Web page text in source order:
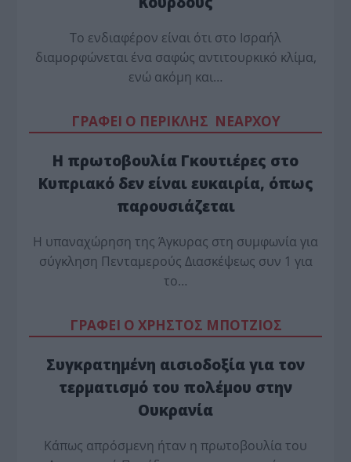
Το ενδιαφέρον είναι ότι στο Ισραήλ
διαμορφώνεται ένα σαφώς αντιτουρκικό κλίμα,
ενώ ακόμη και…
ΓΡΑΦΕΙ Ο ΠΕΡΙΚΛΗΣ ΝΕΑΡΧΟΥ
Η πρωτοβουλία Γκουτιέρες στο
Κυπριακό δεν είναι ευκαιρία, όπως
παρουσιάζεται
Η υπαναχώρηση της Άγκυρας στη συμφωνία για
σύγκληση Πενταμερούς Διασκέψεως συν 1 για
το…
ΓΡΑΦΕΙ Ο ΧΡΗΣΤΟΣ ΜΠΟΤΖΙΟΣ
Συγκρατημένη αισιοδοξία για τον
τερματισμό του πολέμου στην
Ουκρανία
Κάπως απρόσμενη ήταν η πρωτοβουλία του